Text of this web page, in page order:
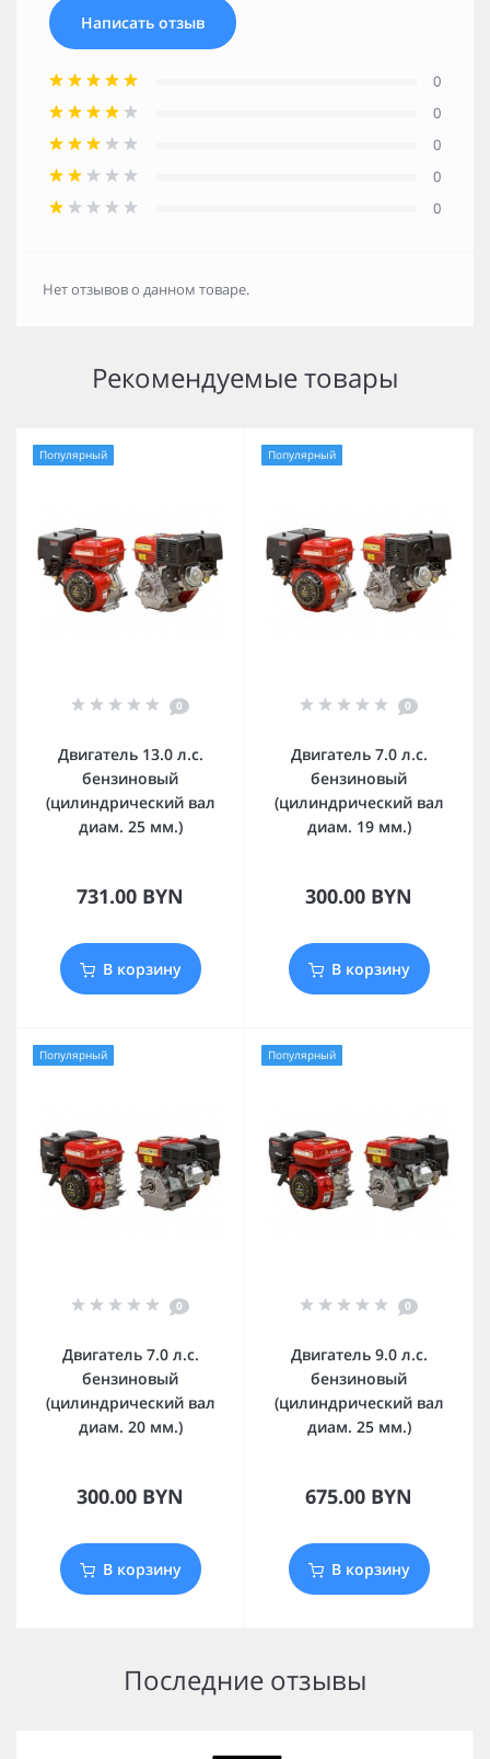
Написать отзыв
0
0
0
0
0
Нет отзывов о данном товаре.
Рекомендуемые товары
Популярный
0
Двигатель 13.0 л.с.
бензиновый
(цилиндрический вал
диам. 25 мм.)
731.00 BYN
В корзину
Популярный
0
Двигатель 7.0 л.с.
бензиновый
(цилиндрический вал
диам. 19 мм.)
300.00 BYN
В корзину
Популярный
0
Двигатель 7.0 л.с.
бензиновый
(цилиндрический вал
диам. 20 мм.)
300.00 BYN
В корзину
Популярный
0
Двигатель 9.0 л.с.
бензиновый
(цилиндрический вал
диам. 25 мм.)
675.00 BYN
В корзину
Последние отзывы